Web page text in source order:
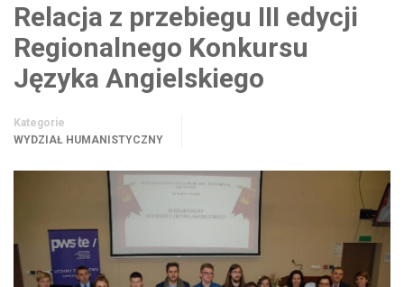
Relacja z przebiegu III edycji
Regionalnego Konkursu
Języka Angielskiego
Kategorie
WYDZIAŁ HUMANISTYCZNY